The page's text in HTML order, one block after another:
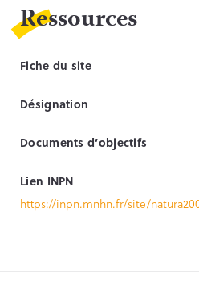
Ressources
Fiche du site
Désignation
Documents d’objectifs
Lien INPN
https://inpn.mnhn.fr/site/